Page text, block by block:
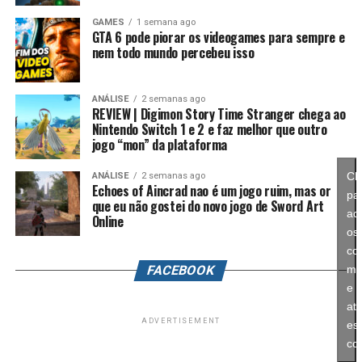
mais ambiciosa e cheia de conteúdo. Caso a recepção dos
jogadores seja positiva, é bem possível que a Nintendo
continue investindo nesse formato e transforme o modo
história em um dos pilares da série daqui para frente.
No fim das contas, fica a sensação de que Splatoon
Raiders funciona como um grande laboratório para o
futuro da franquia. A Nintendo parece estar testando
novas mecânicas, um mundo mais aberto, sistemas de
progressão e uma campanha muito mais ambiciosa para
entender como os jogadores vão reagir. Se a recepção
for positiva, é bem possível que muitas dessas ideias
É um sistema profundo que recompensa quem gosta de
montar equipes fortes e experimentar diferentes
árvores evolutivas.
GAMES 1 semana ago
GTA 6 pode piorar os videogames para sempre e
nem todo mundo percebeu isso
ANÁLISE 2 semanas ago
REVIEW | Digimon Story Time Stranger chega ao
Nintendo Switch 1 e 2 e faz melhor que outro
jogo “mon” da plataforma
ANÁLISE 2 semanas ago
Echoes of Aincrad nao é um jogo ruim, mas or
que eu não gostei do novo jogo de Sword Art
Online
FACEBOOK
os
e
ADVERTISEMENT